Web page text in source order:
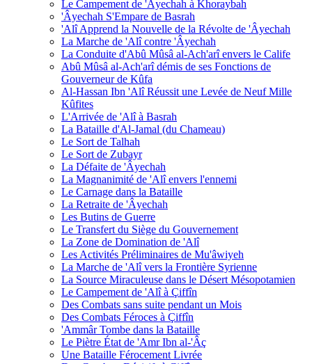
Le Campement de 'Âyechah à Khoraybah
'Âyechah S'Empare de Basrah
'Alî Apprend la Nouvelle de la Révolte de 'Âyechah
La Marche de 'Alî contre 'Âyechah
La Conduite d'Abû Mûsâ al-Ach'arî envers le Calife
Abû Mûsâ al-Ach'arî démis de ses Fonctions de
Gouverneur de Kûfa
Al-Hassan Ibn 'Alî Réussit une Levée de Neuf Mille
Kûfites
L'Arrivée de 'Alî à Basrah
La Bataille d'Al-Jamal (du Chameau)
Le Sort de Talhah
Le Sort de Zubayr
La Défaite de 'Âyechah
La Magnanimité de 'Alî envers l'ennemi
Le Carnage dans la Bataille
La Retraite de 'Âyechah
Les Butins de Guerre
Le Transfert du Siège du Gouvernement
La Zone de Domination de 'Alî
Les Activités Préliminaires de Mu'âwiyeh
La Marche de 'Alî vers la Frontière Syrienne
La Source Miraculeuse dans le Désert Mésopotamien
Le Campement de 'Alî à Çiffîn
Des Combats sans suite pendant un Mois
Des Combats Féroces à Çiffîn
'Ammâr Tombe dans la Bataille
Le Piètre État de 'Amr Ibn al-'Âç
Une Bataille Férocement Livrée